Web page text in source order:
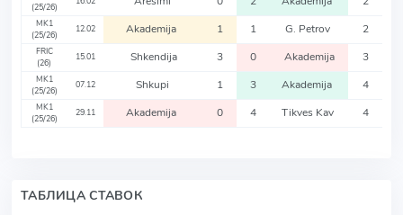
(25/26)
MK1
(25/26)
12.02 Akademija 1 1 G. Petrov 2
FRIC
(26)
15.01 Shkendija 3 0 Akademija 3
MK1
(25/26)
07.12 Shkupi 1 3 Akademija 4
MK1
(25/26)
29.11 Akademija 0 4 Tikves Kav 4
ТАБЛИЦА СТАВОК